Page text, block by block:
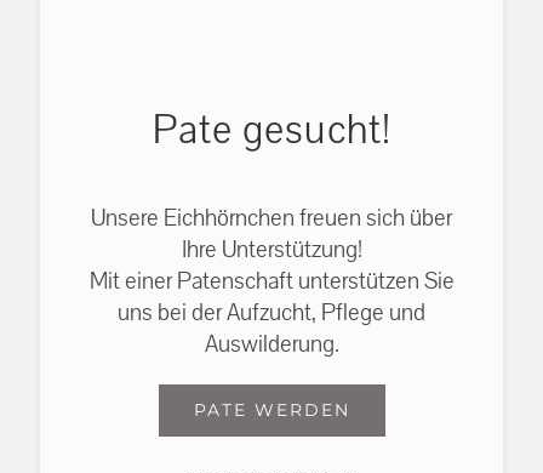
Pate gesucht!
Unsere Eichhörnchen freuen sich über
Ihre Unterstützung!
Mit einer Patenschaft unterstützen Sie
uns bei der Aufzucht, Pflege und
Auswilderung.
PATE WERDEN